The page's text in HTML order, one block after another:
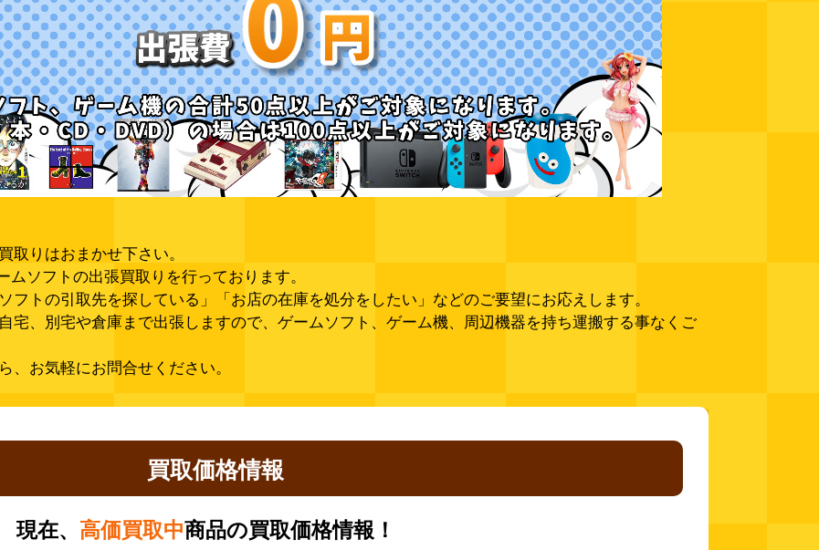
取りはおまかせ下さい。
ソフトの出張買取りを行っております。
フトの引取先を探している」「お店の在庫を処分をしたい」などのご要望にお応えします。
宅、別宅や倉庫まで出張しますので、ゲームソフト、ゲーム機、周辺機器を持ち運搬する事なくご
、お気軽にお問合せください。
買取価格情報
現在、 高価買取中商品の買取価格情報！